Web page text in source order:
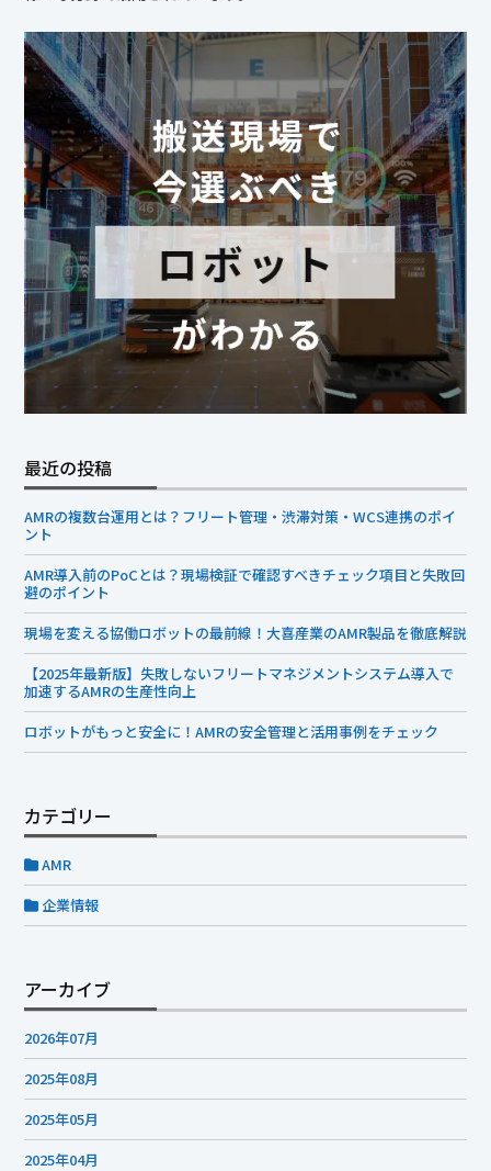
最近の投稿
AMRの複数台運用とは？フリート管理・渋滞対策・WCS連携のポイ
ント
AMR導入前のPoCとは？現場検証で確認すべきチェック項目と失敗回
避のポイント
現場を変える協働ロボットの最前線！大喜産業のAMR製品を徹底解説
【2025年最新版】失敗しないフリートマネジメントシステム導入で
加速するAMRの生産性向上
ロボットがもっと安全に！AMRの安全管理と活用事例をチェック
カテゴリー
AMR
企業情報
アーカイブ
2026年07月
2025年08月
2025年05月
2025年04月